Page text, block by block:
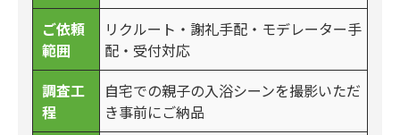
ご依頼
範囲
リクルート・謝礼手配・モデレーター手
配・受付対応
調査工
程
自宅での親子の入浴シーンを撮影いただ
き事前にご納品